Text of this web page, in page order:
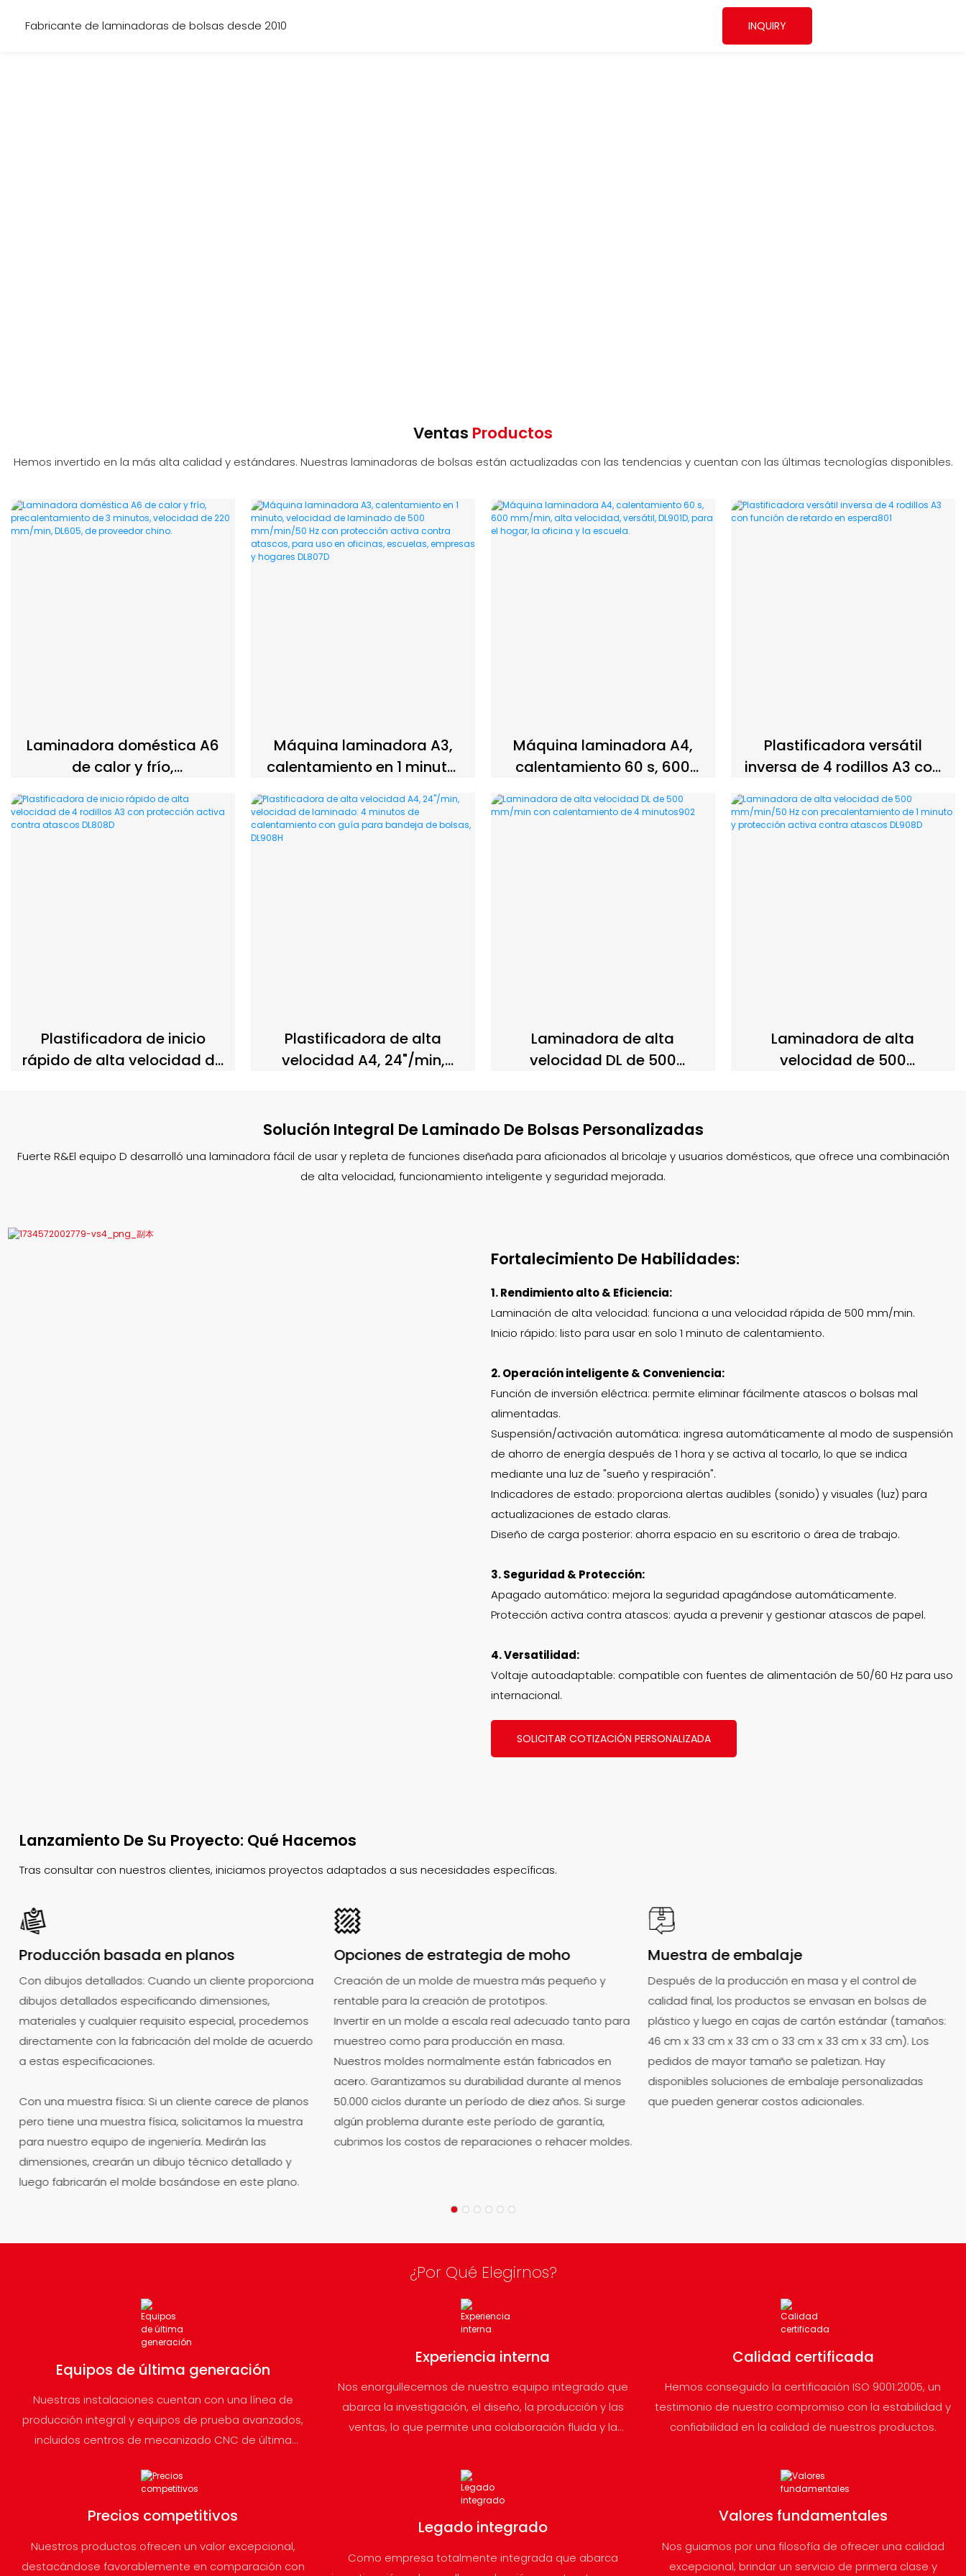
Fabricante de laminadoras de bolsas desde 2010 INQUIRY
Ventas Productos
Hemos invertido en la más alta calidad y estándares. Nuestras laminadoras de bolsas están actualizadas con las tendencias y cuentan con las últimas tecnologías disponibles.
Laminadora doméstica A6
de calor y frío,
minutos, velocidad de 220
mm/min, DL605, de
Máquina laminadora A3,
calentamiento en 1 minuto,
500 mm/min/50 Hz con
protección activa contra
Máquina laminadora A4,
calentamiento 60 s, 600
versátil, DL901D, para el
Plastificadora versátil
inversa de 4 rodillos A3 con
espera801
Plastificadora de inicio
rápido de alta velocidad de
Plastificadora de alta
velocidad A4, 24"/min,
con guía para bandeja de
Laminadora de alta
velocidad DL de 500
Laminadora de alta
velocidad de 500
Solución Integral De Laminado De Bolsas Personalizadas
Fuerte R&El equipo D desarrolló una laminadora fácil de usar y repleta de funciones diseñada para aficionados al bricolaje y usuarios domésticos, que ofrece una combinación
de alta velocidad, funcionamiento inteligente y seguridad mejorada.
Fortalecimiento De Habilidades:
1. Rendimiento alto & Eficiencia:
Laminación de alta velocidad: funciona a una velocidad rápida de 500 mm/min.
Inicio rápido: listo para usar en solo 1 minuto de calentamiento.
2. Operación inteligente & Conveniencia:
Función de inversión eléctrica: permite eliminar fácilmente atascos o bolsas mal
alimentadas.
Suspensión/activación automática: ingresa automáticamente al modo de suspensión
de ahorro de energía después de 1 hora y se activa al tocarlo, lo que se indica
mediante una luz de "sueño y respiración".
Indicadores de estado: proporciona alertas audibles (sonido) y visuales (luz) para
actualizaciones de estado claras.
Diseño de carga posterior: ahorra espacio en su escritorio o área de trabajo.
3. Seguridad & Protección:
Apagado automático: mejora la seguridad apagándose automáticamente.
Protección activa contra atascos: ayuda a prevenir y gestionar atascos de papel.
4. Versatilidad:
Voltaje autoadaptable: compatible con fuentes de alimentación de 50/60 Hz para uso
internacional.
SOLICITAR COTIZACIÓN PERSONALIZADA
Lanzamiento De Su Proyecto: Qué Hacemos
Tras consultar con nuestros clientes, iniciamos proyectos adaptados a sus necesidades específicas.
Producción basada en planos
Con dibujos detallados: Cuando un cliente proporciona
dibujos detallados especificando dimensiones,
materiales y cualquier requisito especial, procedemos
directamente con la fabricación del molde de acuerdo
a estas especificaciones.
Con una muestra física: Si un cliente carece de planos
pero tiene una muestra física, solicitamos la muestra
para nuestro equipo de ingeniería. Medirán las
dimensiones, crearán un dibujo técnico detallado y
luego fabricarán el molde basándose en este plano.
Opciones de estrategia de moho
Creación de un molde de muestra más pequeño y
rentable para la creación de prototipos.
Invertir en un molde a escala real adecuado tanto para
muestreo como para producción en masa.
Nuestros moldes normalmente están fabricados en
acero. Garantizamos su durabilidad durante al menos
50.000 ciclos durante un período de diez años. Si surge
algún problema durante este período de garantía,
cubrimos los costos de reparaciones o rehacer moldes.
Muestra de embalaje
Después de la producción en masa y el control de
calidad final, los productos se envasan en bolsas de
plástico y luego en cajas de cartón estándar (tamaños:
46 cm x 33 cm x 33 cm o 33 cm x 33 cm x 33 cm). Los
pedidos de mayor tamaño se paletizan. Hay
disponibles soluciones de embalaje personalizadas
que pueden generar costos adicionales.
¿Por Qué Elegirnos?
Equipos de última generación
Nuestras instalaciones cuentan con una línea de
producción integral y equipos de prueba avanzados,
incluidos centros de mecanizado CNC de última
cada paso del proceso de fabricación.
Experiencia interna
Nos enorgullecemos de nuestro equipo integrado que
abarca la investigación, el diseño, la producción y las
ventas, lo que permite una colaboración fluida y la
Calidad certificada
Hemos conseguido la certificación ISO 9001:2005, un
testimonio de nuestro compromiso con la estabilidad y
confiabilidad en la calidad de nuestros productos.
Precios competitivos
Nuestros productos ofrecen un valor excepcional,
destacándose favorablemente en comparación con
Legado integrado
Como empresa totalmente integrada que abarca
Valores fundamentales
Nos guiamos por una filosofía de ofrecer una calidad
excepcional, brindar un servicio de primera clase y